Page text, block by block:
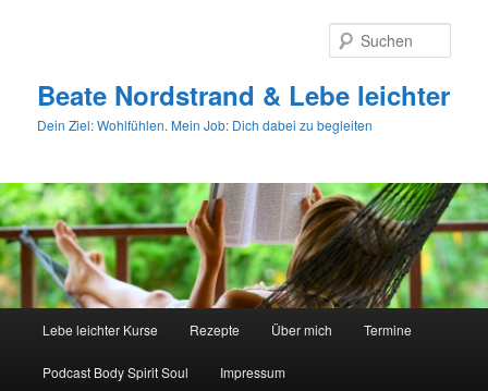
Beate Nordstrand & Lebe leichter
Dein Ziel: Wohlfühlen. Mein Job: Dich dabei zu begleiten
Lebe leichter Kurse Rezepte Über mich Termine
Podcast Body Spirit Soul Impressum